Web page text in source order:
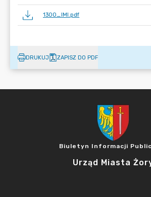
1300_IMI.pdf
DRUKUJ ZAPISZ DO PDF
Biuletyn Informacji
Urząd Miasta